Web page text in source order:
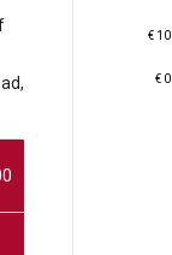
€ 0
€ 10